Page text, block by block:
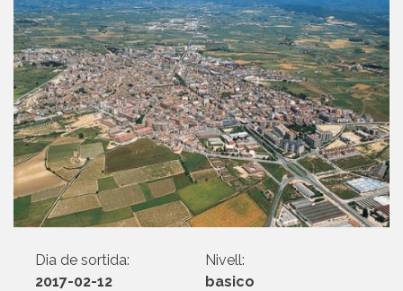
Dia de sortida:
2017-02-12
Nivell:
basico